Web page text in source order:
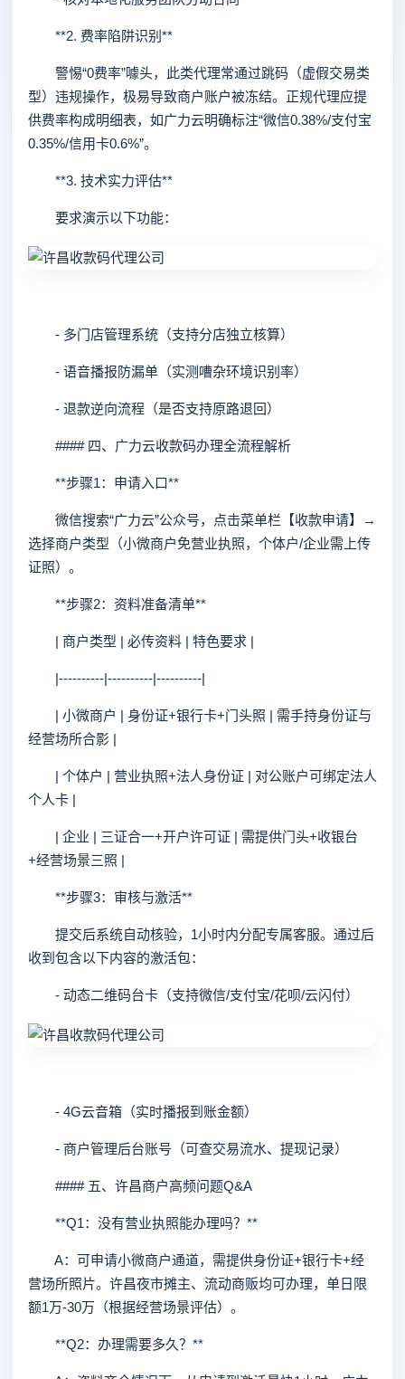
**2. 费率陷阱识别**
警惕“0费率”噱头，此类代理常通过跳码（虚假交易类
型）违规操作，极易导致商户账户被冻结。正规代理应提
供费率构成明细表，如广力云明确标注“微信0.38%/支付宝
0.35%/信用卡0.6%”。
**3. 技术实力评估**
要求演示以下功能：
- 多门店管理系统（支持分店独立核算）
- 语音播报防漏单（实测嘈杂环境识别率）
- 退款逆向流程（是否支持原路退回）
#### 四、广力云收款码办理全流程解析
**步骤1：申请入口**
微信搜索“广力云”公众号，点击菜单栏【收款申请】→
选择商户类型（小微商户免营业执照，个体户/企业需上传
证照）。
**步骤2：资料准备清单**
| 商户类型 | 必传资料 | 特色要求 |
|----------|----------|----------|
| 小微商户 | 身份证+银行卡+门头照 | 需手持身份证与
经营场所合影 |
| 个体户 | 营业执照+法人身份证 | 对公账户可绑定法人
个人卡 |
| 企业 | 三证合一+开户许可证 | 需提供门头+收银台
+经营场景三照 |
**步骤3：审核与激活**
提交后系统自动核验，1小时内分配专属客服。通过后
收到包含以下内容的激活包：
- 动态二维码台卡（支持微信/支付宝/花呗/云闪付）
- 4G云音箱（实时播报到账金额）
- 商户管理后台账号（可查交易流水、提现记录）
#### 五、许昌商户高频问题Q&A
**Q1：没有营业执照能办理吗？**
A：可申请小微商户通道，需提供身份证+银行卡+经
营场所照片。许昌夜市摊主、流动商贩均可办理，单日限
额1万-30万（根据经营场景评估）。
**Q2：办理需要多久？**